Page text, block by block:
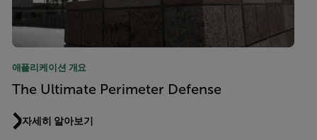
애플리케이션 개요
The Ultimate Perimeter Defense
자세히 알아보기